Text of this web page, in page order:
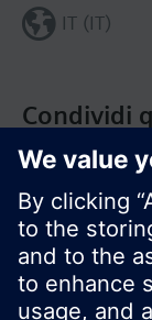
Condividi
IT (IT)